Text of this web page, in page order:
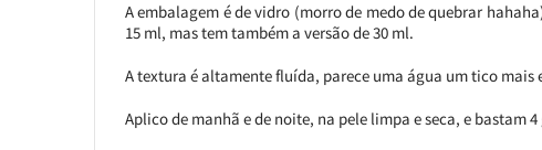
A embalagem é de vidro (morro de medo de quebrar
15 ml, mas tem também a versão de 30 ml.
A textura é altamente fluída, parece uma água um tico mais
Aplico de manhã e de noite, na pele limpa e seca, e bastam